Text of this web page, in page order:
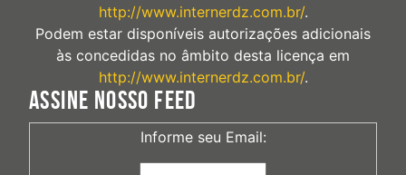
http://www.internerdz.com.br/.
Podem estar disponíveis autorizações adicionais
às concedidas no âmbito desta licença em
http://www.internerdz.com.br/.
ASSINE NOSSO FEED
Informe seu Email: